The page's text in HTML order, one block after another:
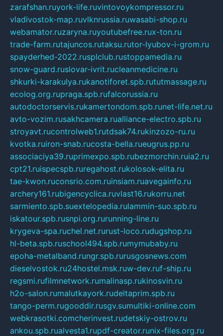
zarafshan.ruyork-life.ruvintovoykompressor.ru
vladivostok-map.ruvlknrussia.ruwasabi-shop.ru
webamator.ruzaryna.ruyoutubefree.rux-ton.ru
trade-farm.rutajuncos.rutaksu.rutor-lyubov-i-grom.ru
spayderhed-2022.rusplclub.rustoppamedia.ru
snow-guard.ruslovar-ivrit.rucleanmedicine.ru
shkurki-karakulya.rukanotiforet.spb.rututmassage.ru
ecolog.org.rupraga.spb.rufalcorussia.ru
autodoctorservis.rukamertondom.spb.runet-life.net.ru
avto-vozim.rusakhcamera.rualliance-electro.spb.ru
stroyavt.rucontrolweb1.rutdsak74.rukinzozo-ru.ru
kvotka.ruiron-snab.rucosta-bella.rueugrus.pp.ru
associaciya39.ruprimexpo.spb.rubezmorchin.ruia2.ru
cpt21.ruispecspb.ruregahost.rukolosok-elita.ru
tae-kwon.ruconsrio.com.ruinsiam.ruavegainfo.ru
archery161.rubigencyclica.ruvlast16.rukorru.net
sarmiento.spb.suextelopedia.rulammin-suo.spb.ru
iskatour.spb.rusnpi.org.rurunning-line.ru
krygeva-spa.ruchel.net.rurust-loco.rudugshop.ru
hl-beta.spb.ruschool494.spb.rumymubaby.ru
epoha-metalband.rungr.spb.rurusgosnews.com
dieselvostok.ru24hostel.msk.ruw-dev.ruf-ship.ru
regsmi.rufilmnetwork.rumalinasp.rukinosvin.ru
h2o-salon.rumalutkayork.rudeltaprim.spb.ru
tango-perm.rugooddir.rusgv.sumultiki-online.com
webkrasotki.comcherinvest.rudetskiy-ostrov.ru
ankou.spb.rualvesta1.rupdf-creator.runix-files.org.ru